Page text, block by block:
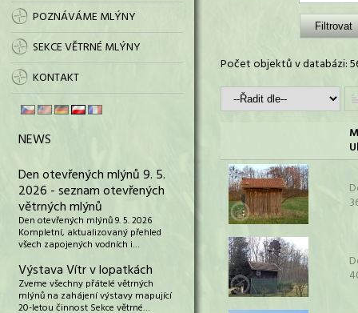
POZNÁVÁME MLÝNY
SEKCE VĚTRNÉ MLÝNY
KONTAKT
NEWS
Den otevřených mlýnů 9. 5.
2026 - seznam otevřených
větrných mlýnů
Den otevřených mlýnů 9. 5. 2026
Kompletní, aktualizovaný přehled
všech zapojených vodních i…
Výstava Vítr v lopatkách
Zveme všechny přátelé větrných
mlýnů na zahájení výstavy mapující
20-letou činnost Sekce větrné…
Počet objektů v databázi: